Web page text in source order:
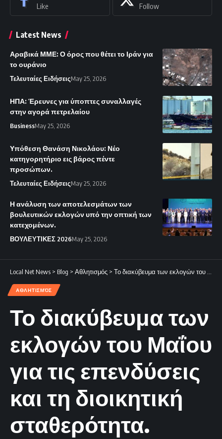
Like Follow
Latest News
Αραβικά ΜΜΕ: Ο όρος που θέτει το Ιράν για
το ουράνιο
Τελευταίες ΕιδήσειςMay 25, 2026
ΗΠΑ: Έρευνες για ύποπτες συναλλαγές
στην αγορά πετρελαίου
BusinessMay 25, 2026
Υπόθεση Θανάση Νικολάου: Νέο
κατηγορητήριο εις βάρος πέντε
προσώπων.
Τελευταίες ΕιδήσειςMay 25, 2026
Η ανάλυση των αποτελεσμάτων των
βουλευτικών εκλογών υπό την οπτική των
κατεχομένων.
ΒΟΥΛΕΥΤΙΚΕΣ 2026May 25, 2026
Local Net News > Blog > Αθλητισμός > Το διακύβευμα των εκλογών του Μαΐου για τις επενδύσεις και τη διοικητική σταθερότητα.
ΑΘΛΗΤΙΣΜΌΣ
Το διακύβευμα των
εκλογών του Μαΐου
για τις επενδύσεις
και τη διοικητική
σταθερότητα.